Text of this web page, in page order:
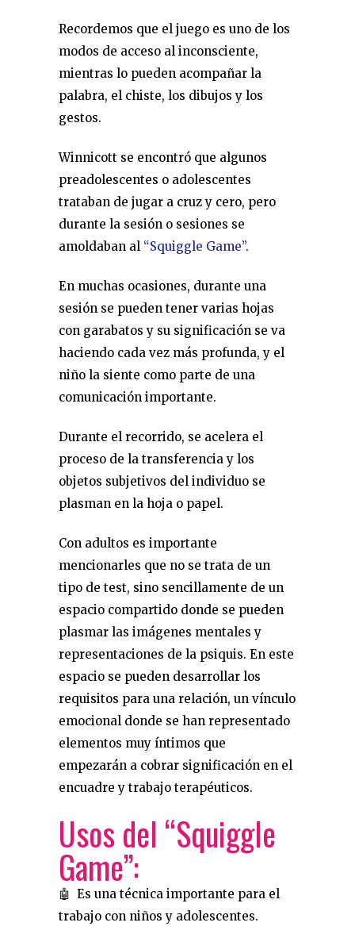
Recordemos que el juego es uno de los
modos de acceso al inconsciente,
mientras lo pueden acompañar la
palabra, el chiste, los dibujos y los
gestos.
Winnicott se encontró que algunos
preadolescentes o adolescentes
trataban de jugar a cruz y cero, pero
durante la sesión o sesiones se
amoldaban al “Squiggle Game”.
En muchas ocasiones, durante una
sesión se pueden tener varias hojas
con garabatos y su significación se va
haciendo cada vez más profunda, y el
niño la siente como parte de una
comunicación importante.
Durante el recorrido, se acelera el
proceso de la transferencia y los
objetos subjetivos del individuo se
plasman en la hoja o papel.
Con adultos es importante
mencionarles que no se trata de un
tipo de test, sino sencillamente de un
espacio compartido donde se pueden
plasmar las imágenes mentales y
representaciones de la psiquis. En este
espacio se pueden desarrollar los
requisitos para una relación, un vínculo
emocional donde se han representado
elementos muy íntimos que
empezarán a cobrar significación en el
encuadre y trabajo terapéuticos.
Usos del “Squiggle
Game”:
🤖 Es una técnica importante para el
trabajo con niños y adolescentes.